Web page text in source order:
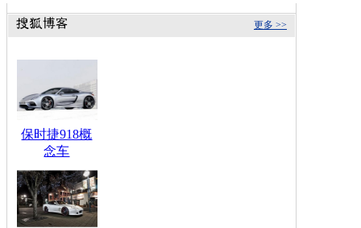
更多 >>
保时捷918概
念车